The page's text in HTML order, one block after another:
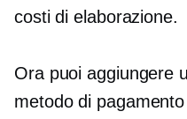
costi di elaborazione.
Ora puoi aggiungere
metodo di